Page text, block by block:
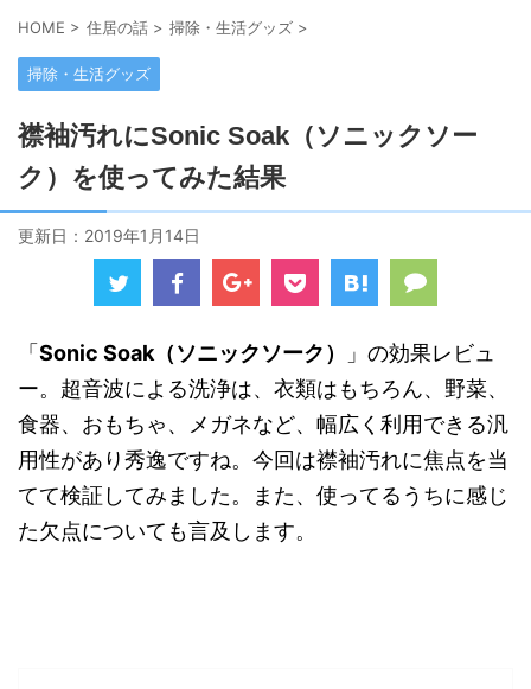
HOME > 住居の話 > 掃除・生活グッズ >
掃除・生活グッズ
襟袖汚れにSonic Soak（ソニックソー
ク）を使ってみた結果
更新日： 2019年1月14日
「 Sonic Soak（ソニックソーク）
」の効果レビュ
ー。超音波による洗浄は、衣類はもちろん、野菜、
食器、おもちゃ、メガネなど、幅広く利用できる汎
用性があり秀逸ですね。今回は襟袖汚れに焦点を当
てて検証してみました。また、使ってるうちに感じ
た欠点についても言及します。